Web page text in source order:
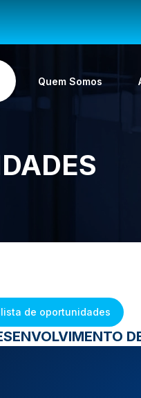
Quem Somos
de oportunidades